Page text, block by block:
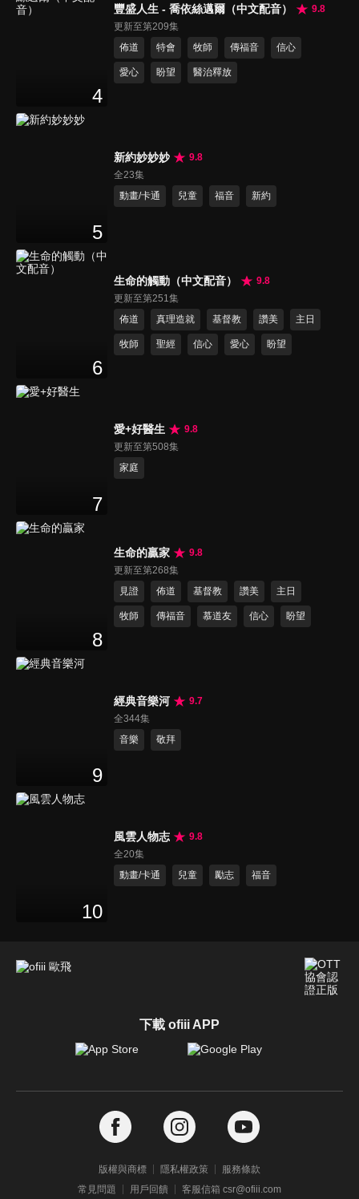
4
豐盛人生 - 喬依絲邁爾（中文配音）
9.8
更新至第209集
佈道
特會 牧師 傳福音 信心
愛心 盼望 醫治釋放
5
新約妙妙妙
9.8
全23集
動畫/卡通
兒童 福音 新約
6
生命的觸動（中文配音）
9.8
更新至第251集
佈道
真理造就 基督教 讚美 主日
牧師 聖經 信心 愛心 盼望
7
愛+好醫生
9.8
更新至第508集
家庭
8
生命的贏家
9.8
更新至第268集
見證
佈道 基督教 讚美 主日
牧師 傳福音 慕道友 信心 盼望
9
經典音樂河
9.7
全344集
音樂
敬拜
10
風雲人物志
9.8
全20集
動畫/卡通
兒童 勵志 福音
下載 ofiii APP
版權與商標 隱私權政策
服務條款
常見問題
用戶回饋 客服信箱 csr@ofiii.com